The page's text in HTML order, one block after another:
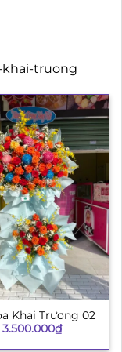
khai-truong
Khai Trương 02
3.500.000₫